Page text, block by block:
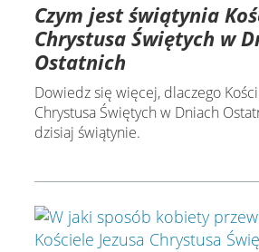
Czym jest świątynia
Chrystusa Świętych w
Ostatnich
Dowiedz się więcej, dlaczego
Chrystusa Świętych w Dniach
dzisiaj świątynie.